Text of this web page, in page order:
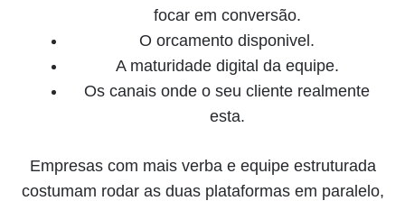
focar em conversão.
O orcamento disponivel.
A maturidade digital da equipe.
Os canais onde o seu cliente realmente
esta.
Empresas com mais verba e equipe estruturada
costumam rodar as duas plataformas em paralelo,